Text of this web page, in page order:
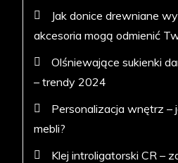
Jak donice drewniane
akcesoria mogą odmienić
Olśniewające sukienki
– trendy 2024
Personalizacja wnętrz –
mebli?
Klej introligatorski CR –